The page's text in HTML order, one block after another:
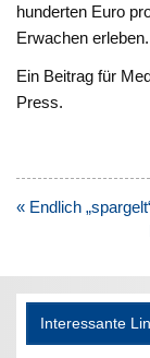
hunderten Euro
Erwachen
Ein Beitrag für
Press.
Beitragsnavigation
« Endlich
Interessante